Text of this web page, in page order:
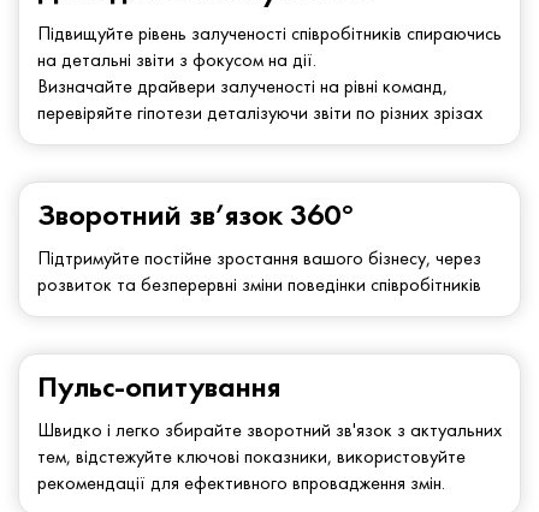
Підвищуйте рівень залученості співробітників спираючись
на детальні звіти з фокусом на дії.
Визначайте драйвери залученості на рівні команд,
перевіряйте гіпотези деталізуючи звіти по різних зрізах
Зворотний зв’язок 360°
Підтримуйте постійне зростання вашого бізнесу, через
розвиток та безперервні зміни поведінки співробітників
Пульс-опитування
Швидко і легко збирайте зворотний зв'язок з актуальних
тем, відстежуйте ключові показники, використовуйте
рекомендації для ефективного впровадження змін.